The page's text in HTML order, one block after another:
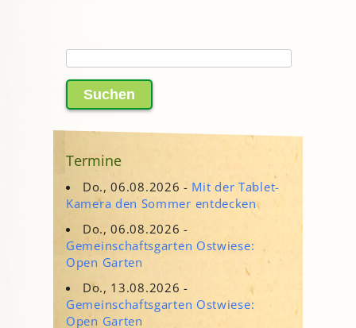
nach:
Termine
Do., 06.08.2026 - Mit der Tablet-
Kamera den Sommer entdecken
Do., 06.08.2026 -
Gemeinschaftsgarten Ostwiese:
Open Garten
Do., 13.08.2026 -
Gemeinschaftsgarten Ostwiese:
Open Garten